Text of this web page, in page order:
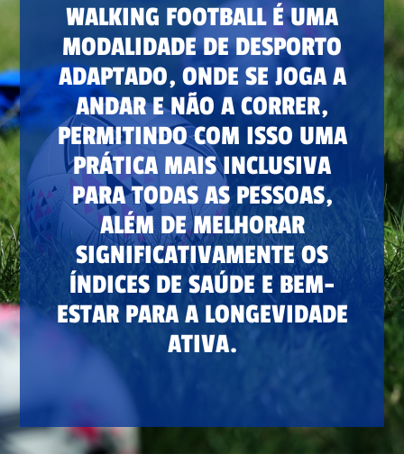
WALKING FOOTBALL É UMA
MODALIDADE DE DESPORTO
ADAPTADO, ONDE SE JOGA A
ANDAR E NÃO A CORRER,
PERMITINDO COM ISSO UMA
PRÁTICA MAIS INCLUSIVA
PARA TODAS AS PESSOAS,
ALÉM DE MELHORAR
SIGNIFICATIVAMENTE OS
ÍNDICES DE SAÚDE E BEM-
ESTAR PARA A LONGEVIDADE
ATIVA.